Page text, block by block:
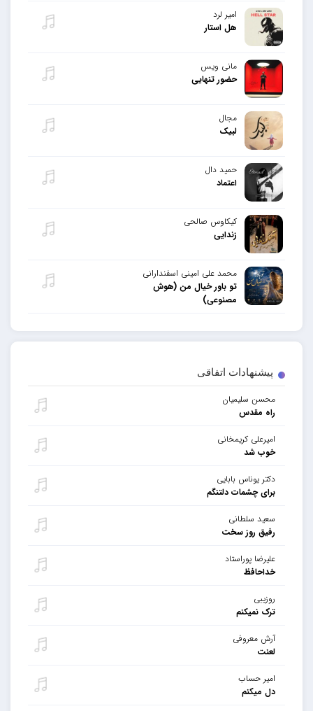
پیشنهادات اتفاقی
محسن سلیمیان
راه مقدس
امیرعلی کریمخانی
خوب شد
دکتر یوناس بابایی
برای چشمات دلتنگم
سعید سلطانی
رفیق روز سخت
علیرضا پوراستاد
خداحافظ
روزیبی
ترک نمیکنم
آرش معروفی
لعنت
امیر حساب
دل میکنم
امیر لرد
هل استار
مانی ویس
حضور تنهایی
مجال
لبیک
حمید دال
اعتماد
کیکاوس صالحی
زندایی
محمد علی امینی اسفندارانی
تو باور خیال من (هوش
مصنوعی)